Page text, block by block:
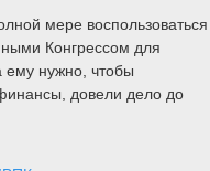
мере воспользоваться
Конгрессом для
ему нужно, чтобы
довели дело до